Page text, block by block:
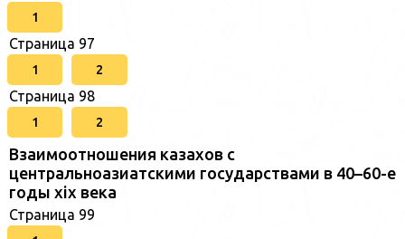
1
Страница 97
1 2
Страница 98
1 2
Взаимоотношения казахов с
центральноазиатскими государствами в 40–60-е
годы xix века
Страница 99